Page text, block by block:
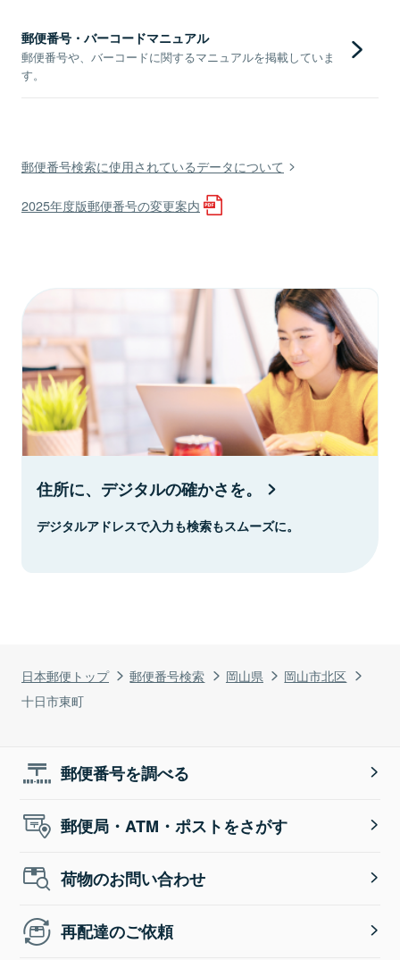
日本郵便トップ 郵便番号検索 岡山県
岡山市北区
十日市東町
郵便番号・バーコードマニュアル
郵便番号や、バーコードに関するマニュアルを掲載していま
す。
郵便番号検索に使用されているデータについて
2025年度版郵便番号の変更案内
住所に、デジタルの確かさを。
デジタルアドレスで入力も検索もスムーズに。
郵便番号を調べる
郵便局・ATM・ポストをさがす
荷物のお問い合わせ
再配達のご依頼